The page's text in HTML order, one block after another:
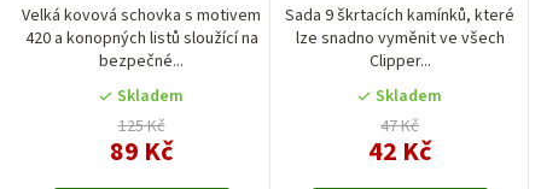
Velká kovová schovka s motivem
420 a konopných listů sloužící na
bezpečné...
Skladem
125 Kč
89 Kč
Sada 9 škrtacích kamínků, které
lze snadno vyměnit ve všech
Clipper...
Skladem
47 Kč
42 Kč